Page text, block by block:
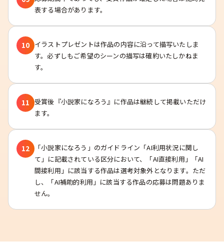
表する場合があります。
10 イラストプレゼントは作品の内容に沿って描写いたしま
す。必ずしもご希望のシーンの描写は確約いたしかねま
す。
11
受賞後『小説家になろう』に作品は継続して掲載いただけ
ます。
12
「小説家になろう」のガイドライン「AI利用状況に関し
て」に記載されている区分において、「AI直接利用」「AI
間接利用」に該当する作品は選考対象外となります。ただ
し、「AI補助的利用」に該当する作品の応募は問題ありま
せん。